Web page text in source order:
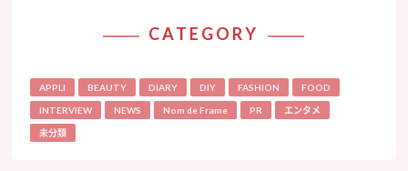
CATEGORY
APPLI BEAUTY DIARY DIY FASHION FOOD
INTERVIEW NEWS Nom de Frame PR エンタメ
未分類